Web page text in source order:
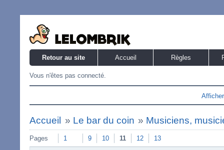
Retour au site Accueil Règles
Vous n'êtes pas connecté.
Accueil » Le bar du coin » Musiciens,
Pages 1 9 10 11 12 13